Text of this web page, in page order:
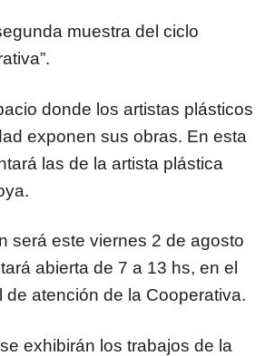
muestra del ciclo
donde los artistas plásticos
exponen sus obras. En esta
las de la artista plástica
será este viernes 2 de agosto
abierta de 7 a 13 hs, en el
de atención de la Cooperativa.
exhibirán los trabajos de la